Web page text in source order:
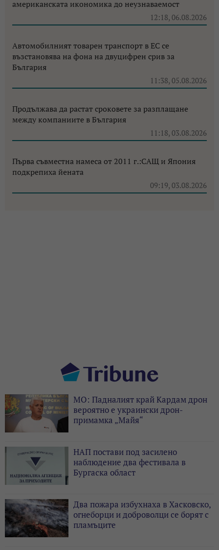
американската икономика до неузнаваемост
12:18, 06.08.2026
Автомобилният товарен транспорт в ЕС се
възстановява на фона на двуцифрен срив за
България
11:38, 05.08.2026
Продължава да растат сроковете за разплащане
между компаниите в България
11:18, 03.08.2026
Първа съвместна намеса от 2011 г.:САЩ и Япония
подкрепиха йената
09:19, 03.08.2026
МО: Падналият край Кардам дрон
вероятно е украински дрон-
примамка „Майя“
НАП постави под засилено
наблюдение два фестивала в
Бургаска област
Два пожара избухнаха в Хасковско,
огнеборци и доброволци се борят с
пламъците